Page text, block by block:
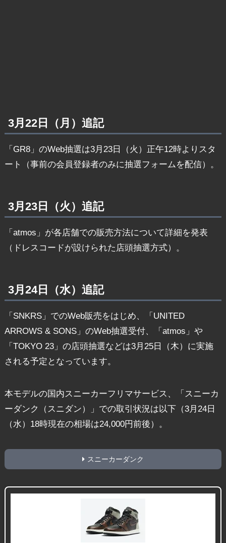
3月22日（月）追記
「GR8」のWeb抽選は3月23日（火）正午12時よりスタ
ート（事前の会員登録者のみに抽選フォームを配信）。
3月23日（火）追記
「atmos」が各店舗での販売方法について詳細を発表
（ドレスコードが設けられた店頭抽選方式）。
3月24日（水）追記
「SNKRS」でのWeb販売をはじめ、「UNITED
ARROWS & SONS」のWeb抽選受付、「atmos」や
「TOKYO 23」の店頭抽選などは3月25日（木）に実施
される予定となっています。
本モデルの国内スニーカーフリマサービス、「スニーカ
ーダンク（スニダン）」での取引状況は以下（3月24日
（水）18時現在の相場は24,000円前後）。
スニーカーダンク